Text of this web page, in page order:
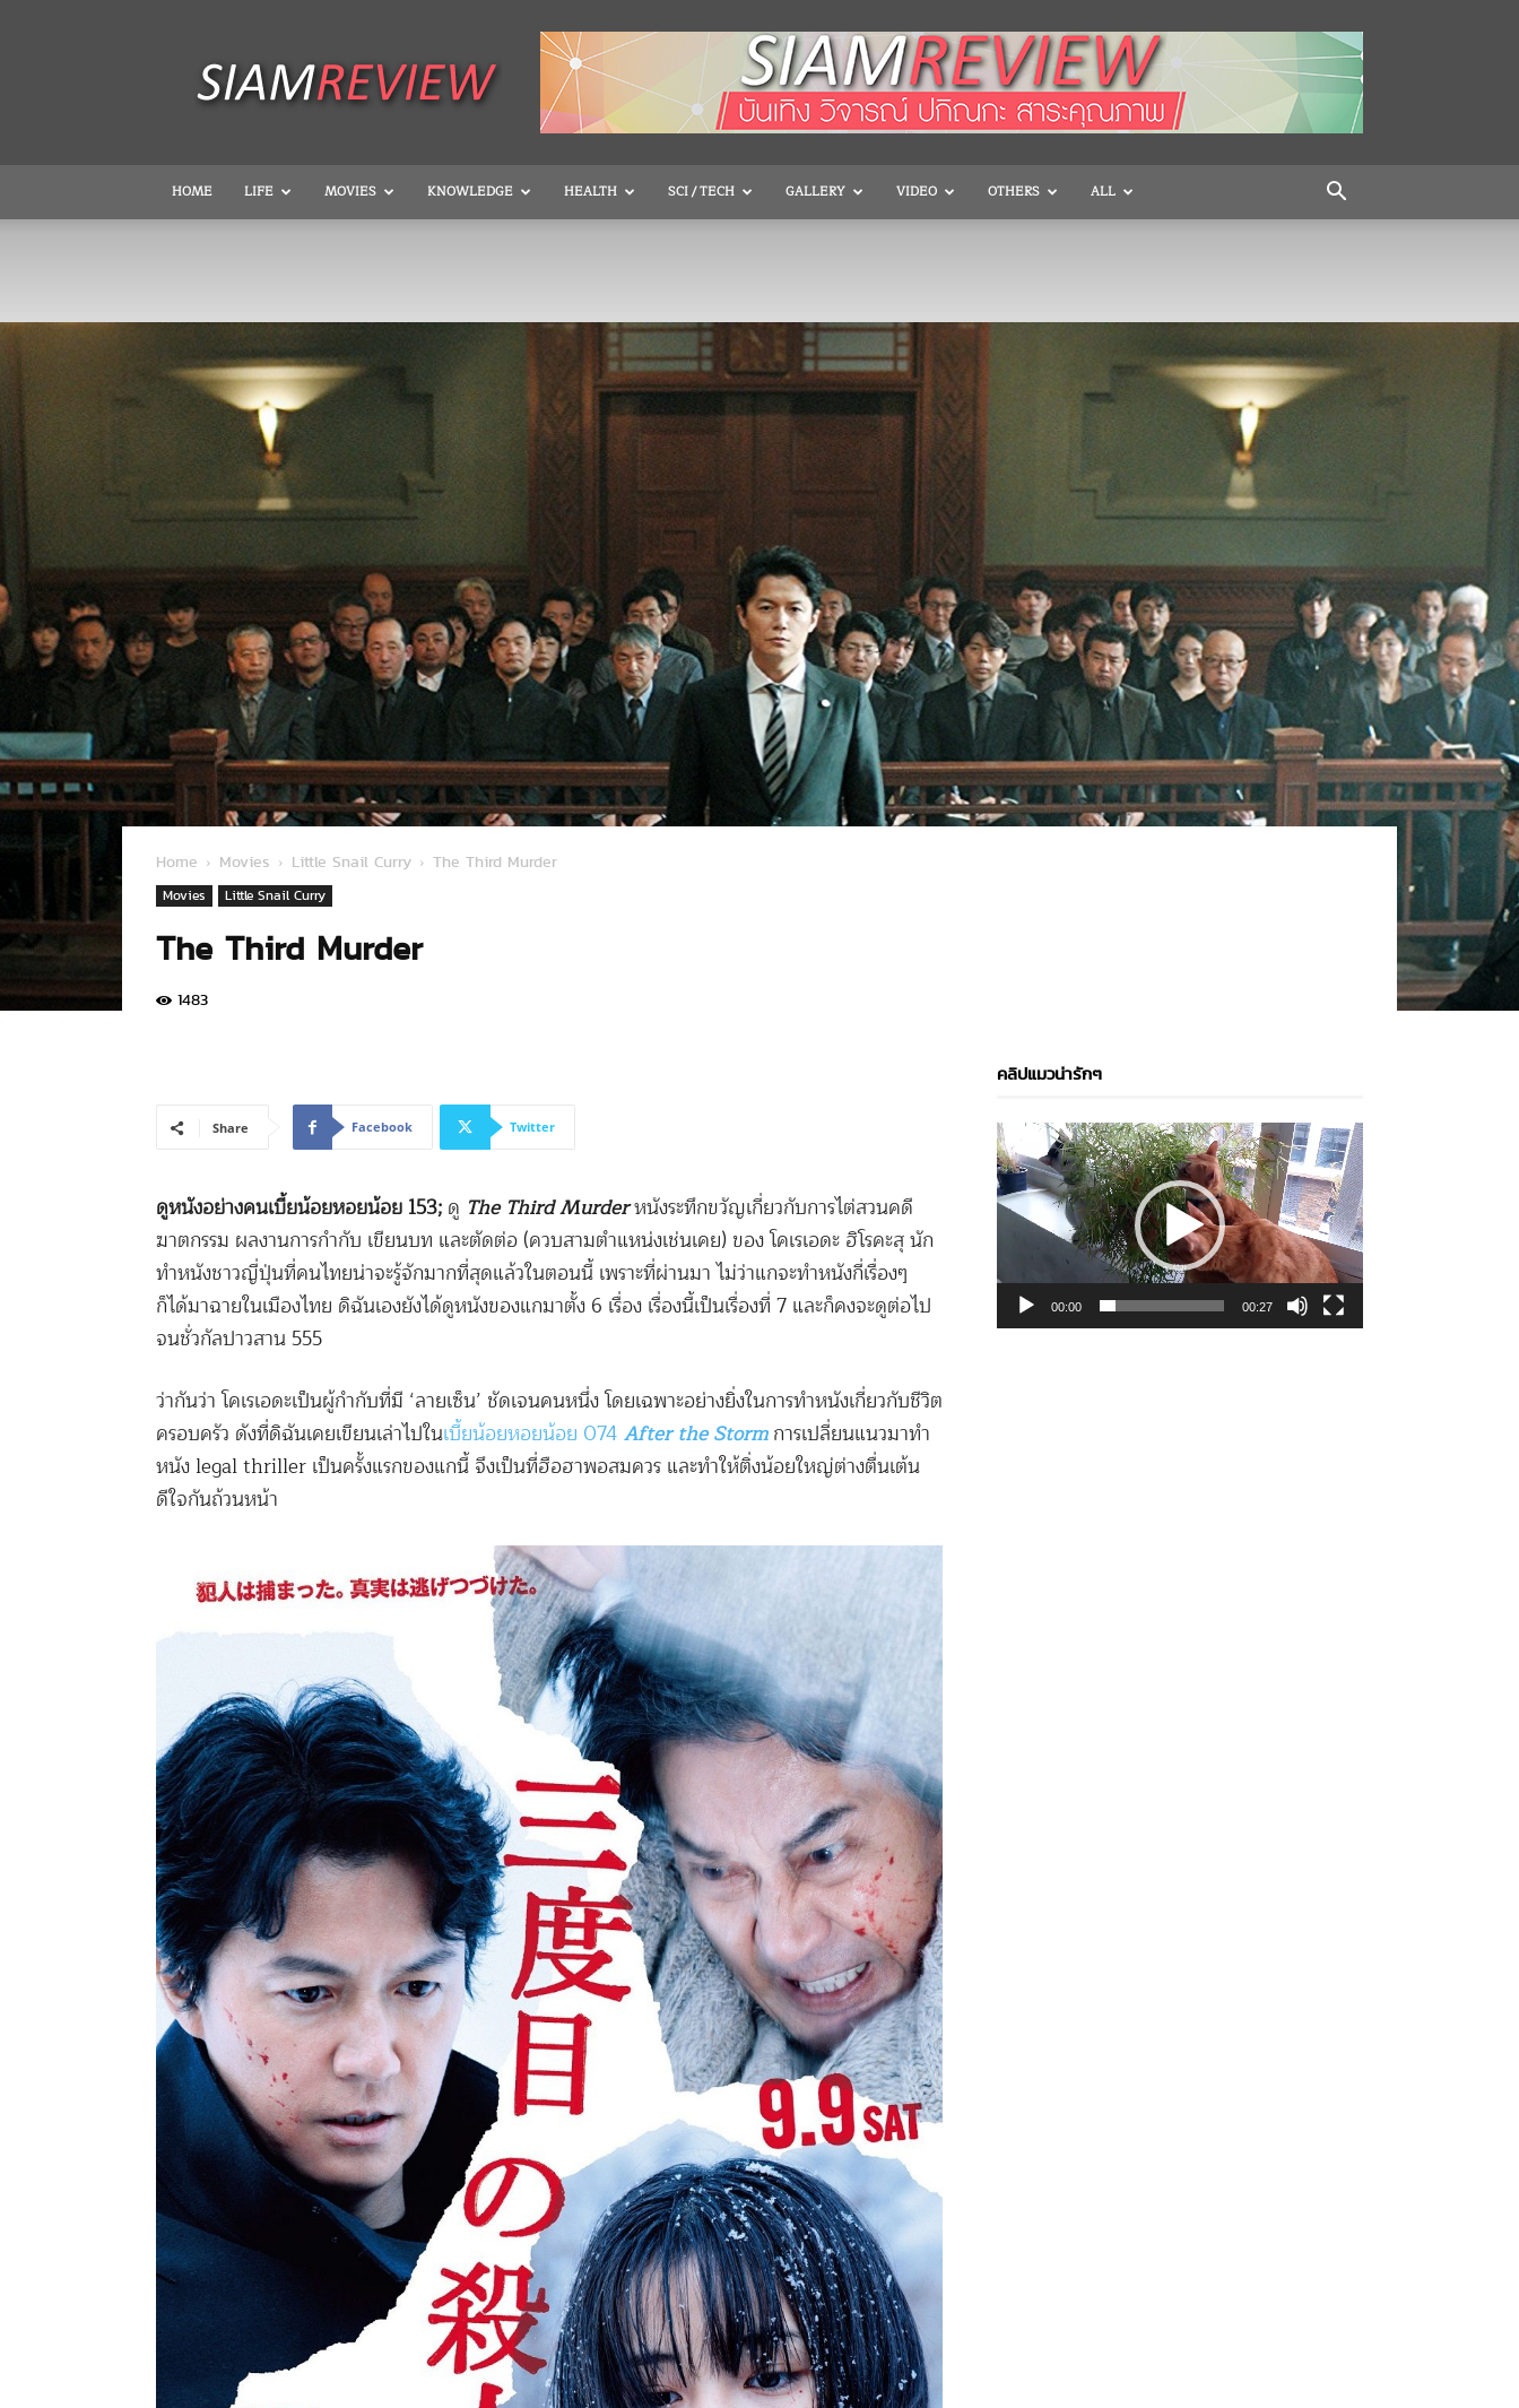
HOME LIFE MOVIES KNOWLEDGE HEALTH SCI / TECH GALLERY VIDEO OTHERS ALL
Home Movies Little Snail Curry The Third Murder
Movies Little Snail Curry
The Third Murder
1483
Share Facebook Twitter
ดูหนังอย่างคนเบี้ยน้อยหอยน้อย 153; ดู The Third Murderหนังระทึกขวัญเกี่ยวกับการไต่สวนคดี
ฆาตกรรม ผลงานการกำกับ เขียนบท และตัดต่อ (ควบสามตำแหน่งเช่นเคย) ของ โคเรเอดะ ฮิโรคะสุ นัก
ทำหนังชาวญี่ปุ่นที่คนไทยน่าจะรู้จักมากที่สุดแล้วในตอนนี้ เพราะที่ผ่านมา ไม่ว่าแกจะทำหนังกี่เรื่องๆ
ก็ได้มาฉายในเมืองไทย ดิฉันเองยังได้ดูหนังของแกมาตั้ง 6 เรื่อง เรื่องนี้เป็นเรื่องที่ 7 และก็คงจะดูต่อไป
จนชั่วกัลปาวสาน 555
ว่ากันว่า โคเรเอดะเป็นผู้กำกับที่มี ‘ลายเซ็น’ ชัดเจนคนหนึ่ง โดยเฉพาะอย่างยิ่งในการทำหนังเกี่ยวกับชีวิต
ครอบครัว ดังที่ดิฉันเคยเขียนเล่าไปในเบี้ยน้อยหอยน้อย 074 After the Storm การเปลี่ยนแนวมาทำ
หนัง legal thriller เป็นครั้งแรกของแกนี้ จึงเป็นที่ฮือฮาพอสมควร และทำให้ติ่งน้อยใหญ่ต่างตื่นเต้น
ดีใจกันถ้วนหน้า
คลิปแมวน่ารักๆ
Video
Player
00:00 00:27